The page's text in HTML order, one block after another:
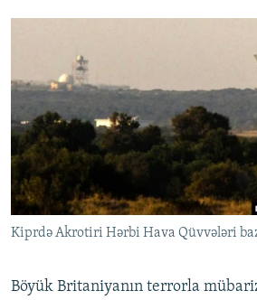
Kiprdə Akrotiri Hərbi Hava Qüvvələri
Böyük Britaniyanın terrorla